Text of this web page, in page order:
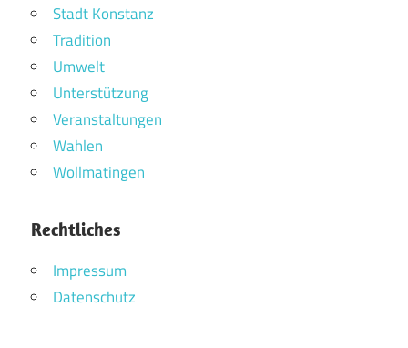
Stadt Konstanz
Tradition
Umwelt
Unterstützung
Veranstaltungen
Wahlen
Wollmatingen
Rechtliches
Impressum
Datenschutz